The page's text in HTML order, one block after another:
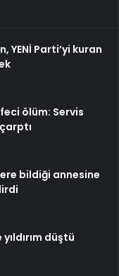
YENİ Parti’yi kuran
ölüm: Servis
bildiği annesine
düştü